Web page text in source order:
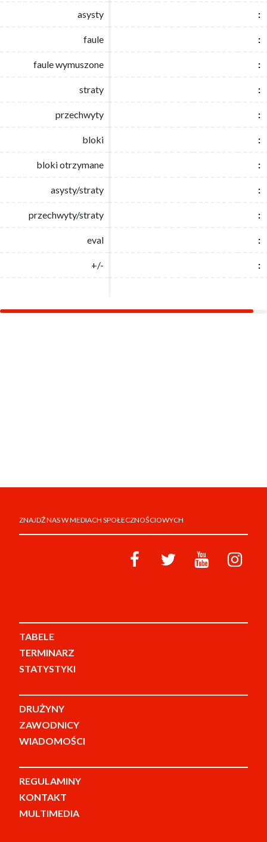
asysty :
faule :
faule wymuszone :
straty :
przechwyty :
bloki :
bloki otrzymane :
asysty/straty :
przechwyty/straty :
eval :
+/- :
asysty :
faule :
faule wymuszone :
straty :
przechwyty :
bloki :
bloki otrzymane :
asysty/straty :
przechwyty/straty :
eval :
+/- :
ZNAJDŹ NAS W MEDIACH SPOŁECZNOŚCIOWYCH
TABELE
TERMINARZ
STATYSTYKI
DRUŻYNY
ZAWODNICY
WIADOMOŚCI
REGULAMINY
KONTAKT
MULTIMEDIA